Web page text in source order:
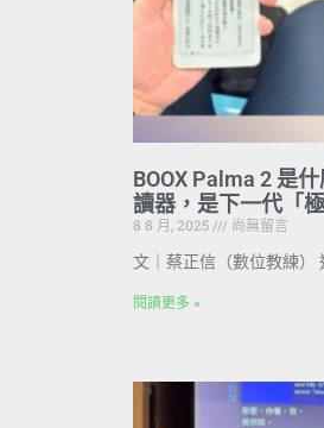
BOOX Palma 2 是
讀器，是下一代「
8 8 月, 2025
尚無留言
文｜蔡正信（數位教練）
閱讀更多 »